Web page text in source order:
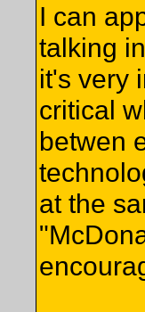
I can
talking
it's very
critical
betwen
at the